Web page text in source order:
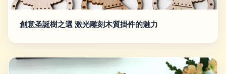
創意圣誕樹之選 激光雕刻木質掛件的魅力